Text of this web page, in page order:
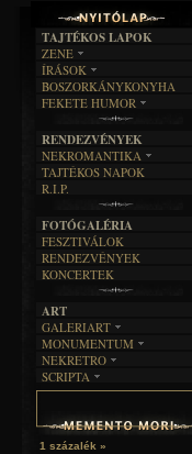
TAJTÉKOS LAPOK
ZENE
EGYÜTTESEK
INTERJÚK
FORDÍTÁSOK
DALSZÖVEGEK
ÍRÁSOK
IRODALOM
FILM
MŰVÉSZET
ÍRÁSTÖRTÉNET
BOSZORKÁNYKONYHA
FEKETE HUMOR
SZÖVEGES
RENDEZVÉNYEK
NEKROMANTIKA
AKTUÁLIS
A MÚLT
TAJTÉKOS NAPOK
R.I.P.
FOTÓGALÉRIA
FESZTIVÁLOK
RENDEZVÉNYEK
KONCERTEK
ART
GALERIART
ARTGALERI
KÉPREGÉNYEK
LAKÁSKULTS
MONUMENTUM
TEMETŐK
TEMPLOMOK
HELYEK
NEKRETRO
SZUBKULT
RELIKVIÁK
SCRIPTA
NOVELLÁK
HALÁLTÁNC
1 százalék »